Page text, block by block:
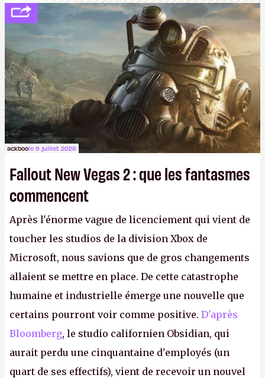
ackboole 9 juillet 2026
Fallout New Vegas 2 : que les fantasmes
commencent
Après l'énorme vague de licenciement qui vient de
toucher les studios de la division Xbox de
Microsoft, nous savions que de gros changements
allaient se mettre en place. De cette catastrophe
humaine et industrielle émerge une nouvelle que
certains pourront voir comme positive. D'après
Bloomberg, le studio californien Obsidian, qui
aurait perdu une cinquantaine d'employés (un
quart de ses effectifs), vient de recevoir un nouvel